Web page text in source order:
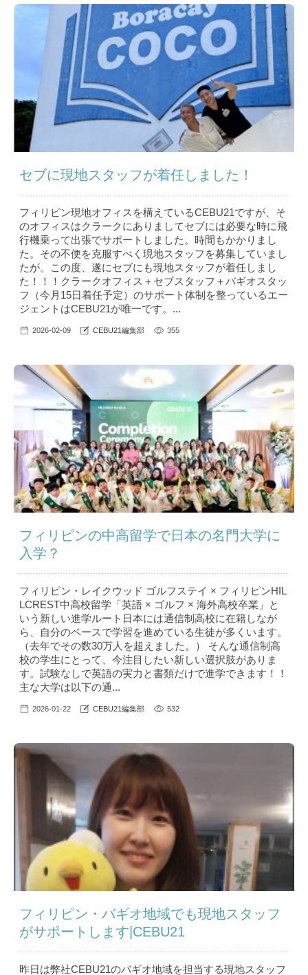
セブに現地スタッフが着任しました！
フィリピン現地オフィスを構えているCEBU21ですが、そ
のオフィスはクラークにありましてセブには必要な時に飛
行機乗って出張でサポートしました。時間もかかりまし
た。その不便を克服すべく現地スタッフを募集していまし
たが。この度、遂にセブにも現地スタッフが着任しまし
た！！！クラークオフィス＋セブスタッフ＋バギオスタッ
フ（今月15日着任予定）のサポート体制を整っているエー
ジェントはCEBU21が唯一です。...
2026-02-09 CEBU21編集部 355
フィリピンの中高留学で日本の名門大学に
入学？
フィリピン・レイクウッド ゴルフステイ × フィリピンHIL
LCREST中高校留学「英語 × ゴルフ × 海外高校卒業」と
いう新しい進学ルート日本には通信制高校に在籍しなが
ら、自分のペースで学習を進めている生徒が多くいます。
（去年でその数30万人を超えました。） そんな通信制高
校の学生にとって、今注目したい新しい選択肢がありま
す。試験なしで英語の実力と書類だけで進学できます！！
主な大学は以下の通...
2026-01-22 CEBU21編集部 532
フィリピン・バギオ地域でも現地スタッフ
がサポートします|CEBU21
昨日は弊社CEBU21のバギオ地域を担当する現地スタッフ